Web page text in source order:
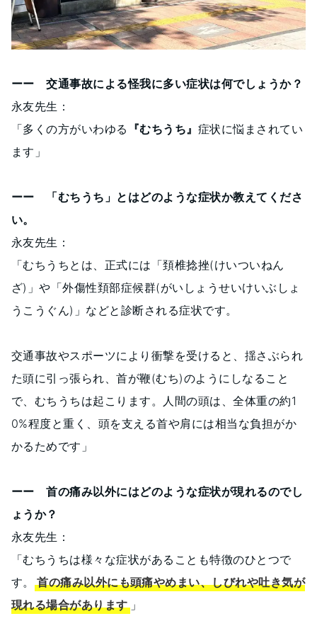
ーー 交通事故による怪我に多い症状は何でしょうか？
永友先生：
「多くの方がいわゆる 『むちうち』 症状に悩まされてい
ます」
ーー 「むちうち」とはどのような症状か教えてくださ
い。
永友先生：
「むちうちとは、正式には「頚椎捻挫(けいついねん
ざ)」や「外傷性頚部症候群(がいしょうせいけいぶしょ
うこうぐん)」などと診断される症状です。
交通事故やスポーツにより衝撃を受けると、揺さぶられ
た頭に引っ張られ、首が鞭(むち)のようにしなること
で、むちうちは起こります。人間の頭は、全体重の約1
0%程度と重く、頭を支える首や肩には相当な負担がか
かるためです」
ーー 首の痛み以外にはどのような症状が現れるのでし
ょうか？
永友先生：
「むちうちは様々な症状があることも特徴のひとつで
す。
首の痛み以外にも頭痛やめまい、しびれや吐き気が
現れる場合があります 」